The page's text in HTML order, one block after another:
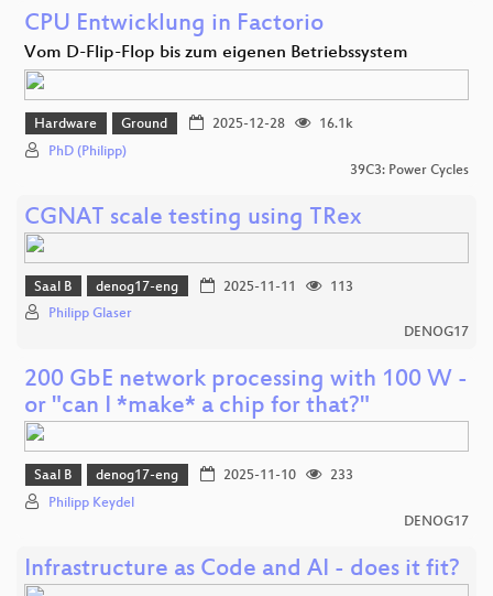
CPU Entwicklung in Factorio
Vom D-Flip-Flop bis zum eigenen Betriebssystem
Hardware Ground 2025-12-28
16.1k
PhD (Philipp)
39C3: Power Cycles
CGNAT scale testing using TRex
Saal B denog17-eng 2025-11-11
113
Philipp Glaser
DENOG17
200 GbE network processing with 100 W -
or "can I *make* a chip for that?"
Saal B denog17-eng 2025-11-10
233
Philipp Keydel
DENOG17
Infrastructure as Code and AI - does it fit?